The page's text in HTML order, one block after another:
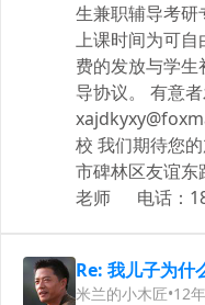
生兼职辅导考研
上课时间为可
费的发放与学
导协议。 有意
校 我们期待您
市碑林区友谊东
老师 电话：
Re: 我儿子为什
米兰的小木匠•12